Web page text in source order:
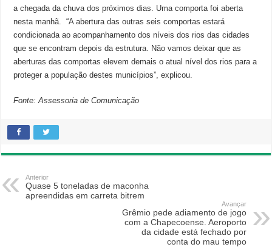
a chegada da chuva dos próximos dias. Uma comporta foi aberta
nesta manhã. “A abertura das outras seis comportas estará
condicionada ao acompanhamento dos níveis dos rios das cidades
que se encontram depois da estrutura. Não vamos deixar que as
aberturas das comportas elevem demais o atual nível dos rios para a
proteger a população destes municípios”, explicou.
Fonte: Assessoria de Comunicação
Anterior
Quase 5 toneladas de maconha
apreendidas em carreta bitrem
Avançar
Grêmio pede adiamento de jogo
com a Chapecoense. Aeroporto
da cidade está fechado por
conta do mau tempo